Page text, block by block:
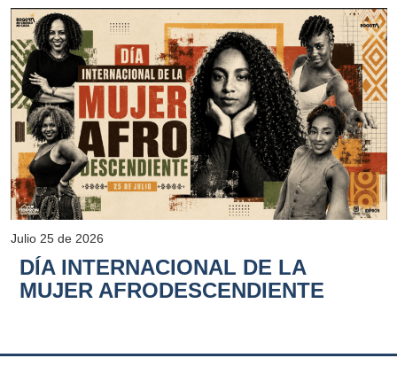
Julio 25 de 2026
DÍA INTERNACIONAL DE LA
MUJER AFRODESCENDIENTE